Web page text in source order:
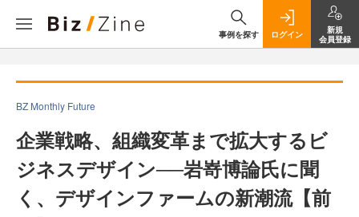
事例を探す ログイン
新規
会員登録
BZ Monthly Future
企業戦略、組織変革まで拡大するビ
ジネスデザイン──岩嵜博論氏に聞
く、デザインファームの新潮流【前